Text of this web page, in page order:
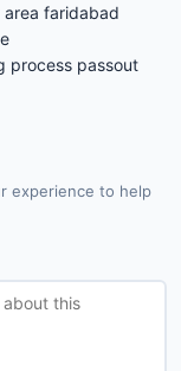
faridabad
process passout
experience to help